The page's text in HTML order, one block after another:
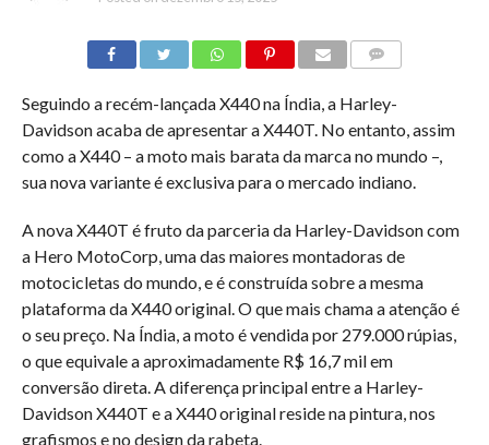
Seguindo a recém-lançada X440 na Índia, a Harley-
Davidson acaba de apresentar a X440T. No entanto, assim
como a X440 – a moto mais barata da marca no mundo –,
sua nova variante é exclusiva para o mercado indiano.
A nova X440T é fruto da parceria da Harley-Davidson com
a Hero MotoCorp, uma das maiores montadoras de
motocicletas do mundo, e é construída sobre a mesma
plataforma da X440 original. O que mais chama a atenção é
o seu preço. Na Índia, a moto é vendida por 279.000 rúpias,
o que equivale a aproximadamente R$ 16,7 mil em
conversão direta. A diferença principal entre a Harley-
Davidson X440T e a X440 original reside na pintura, nos
grafismos e no design da rabeta.